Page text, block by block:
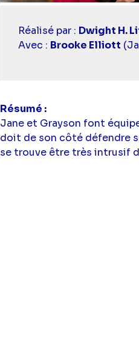
Casting
simba
Réalisé par : Dwight H.
Avec : Brooke Elliott
Résumé
Jane et Grayson font
doit de son côté défendre
se trouve être très intrusif